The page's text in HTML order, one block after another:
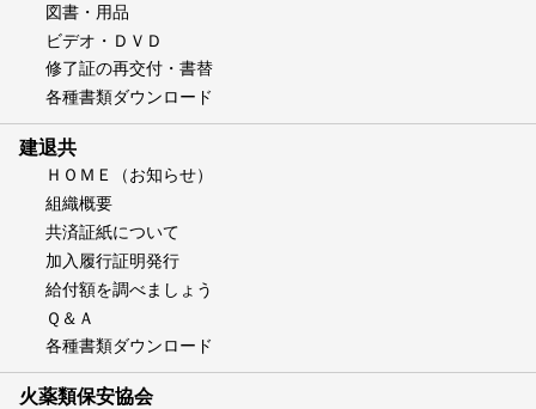
図書・用品
ビデオ・ＤＶＤ
修了証の再交付・書替
各種書類ダウンロード
建退共
ＨＯＭＥ（お知らせ）
組織概要
共済証紙について
加入履行証明発行
給付額を調べましょう
Ｑ＆Ａ
各種書類ダウンロード
火薬類保安協会